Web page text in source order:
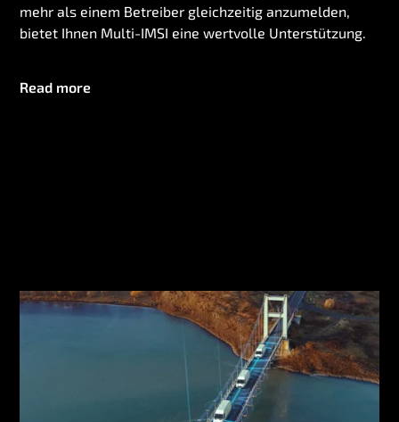
mehr als einem Betreiber gleichzeitig anzumelden,
bietet Ihnen Multi-IMSI eine wertvolle Unterstützung.
Read more